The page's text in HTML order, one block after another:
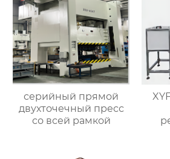
серийный прямой
двухточечный пресс
со всей рамкой